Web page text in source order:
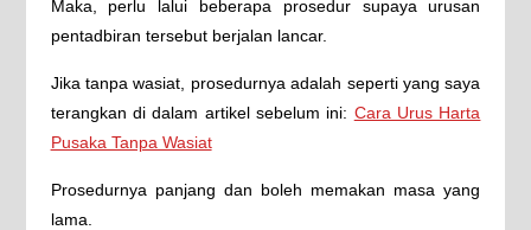
Maka, perlu lalui beberapa prosedur supaya urusan
pentadbiran tersebut berjalan lancar.
Jika tanpa wasiat, prosedurnya adalah seperti yang saya
terangkan di dalam artikel sebelum ini: Cara Urus Harta
Pusaka Tanpa Wasiat
Prosedurnya panjang dan boleh memakan masa yang
lama.